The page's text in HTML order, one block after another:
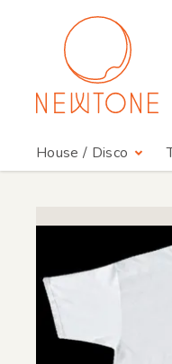
House / Disco